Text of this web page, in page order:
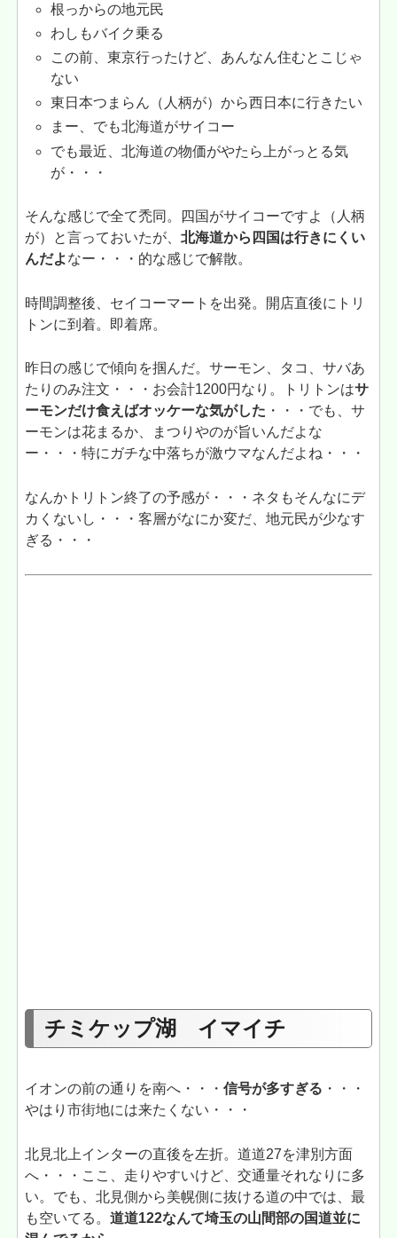
根っからの地元民
わしもバイク乗る
この前、東京行ったけど、あんなん住むとこじゃ
ない
東日本つまらん（人柄が）から西日本に行きたい
まー、でも北海道がサイコー
でも最近、北海道の物価がやたら上がっとる気
が・・・
そんな感じで全て禿同。四国がサイコーですよ（人柄
が）と言っておいたが、北海道から四国は行きにくい
んだよ なー・・・的な感じで解散。
時間調整後、セイコーマートを出発。開店直後にトリ
トンに到着。即着席。
昨日の感じで傾向を掴んだ。サーモン、タコ、サバあ
たりのみ注文・・・お会計1200円なり。トリトンはサ
ーモンだけ食えばオッケーな気がした ・・・でも、サ
ーモンは花まるか、まつりやのが旨いんだよな
ー・・・特にガチな中落ちが激ウマなんだよね・・・
なんかトリトン終了の予感が・・・ネタもそんなにデ
カくないし・・・客層がなにか変だ、地元民が少なす
ぎる・・・
チミケップ湖 イマイチ
イオンの前の通りを南へ・・・信号が多すぎる ・・・
やはり市街地には来たくない・・・
北見北上インターの直後を左折。道道27を津別方面
へ・・・ここ、走りやすいけど、交通量それなりに多
い。でも、北見側から美幌側に抜ける道の中では、最
も空いてる。道道122なんて埼玉の山間部の国道並に